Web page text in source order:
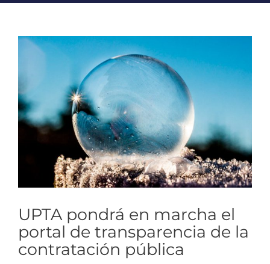
Ver
imagen
UPTA pondrá en marcha el
portal de transparencia de la
contratación pública